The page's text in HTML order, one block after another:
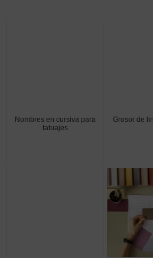
Nombres en cursiva para
tatuajes
Grosor de